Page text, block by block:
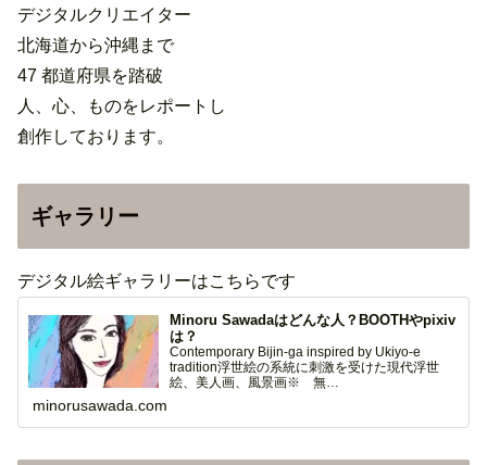
デジタルクリエイター
北海道から沖縄まで
47 都道府県を踏破
人、心、ものをレポートし
創作しております。
ギャラリー
デジタル絵ギャラリーはこちらです
Minoru Sawadaはどんな人？BOOTHやpixiv
は？
Contemporary Bijin-ga inspired by Ukiyo-e
tradition浮世絵の系統に刺激を受けた現代浮世
絵、美人画、風景画※ 無…
minorusawada.com